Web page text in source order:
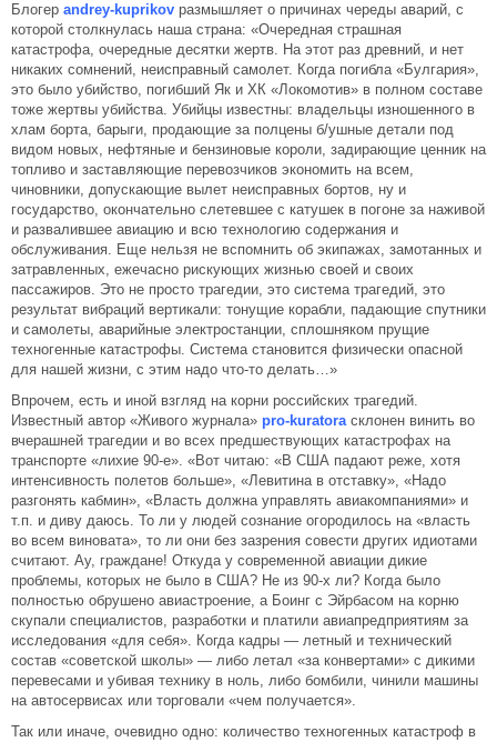
Блогер andrey-kuprikov размышляет о причинах череды аварий, с
которой столкнулась наша страна: «Очередная страшная
катастрофа, очередные десятки жертв. На этот раз древний, и нет
никаких сомнений, неисправный самолет. Когда погибла «Булгария»,
это было убийство, погибший Як и ХК «Локомотив» в полном составе
тоже жертвы убийства. Убийцы известны: владельцы изношенного в
хлам борта, барыги, продающие за полцены б/ушные детали под
видом новых, нефтяные и бензиновые короли, задирающие ценник на
топливо и заставляющие перевозчиков экономить на всем,
чиновники, допускающие вылет неисправных бортов, ну и
государство, окончательно слетевшее с катушек в погоне за наживой
и развалившее авиацию и всю технологию содержания и
обслуживания. Еще нельзя не вспомнить об экипажах, замотанных и
затравленных, ежечасно рискующих жизнью своей и своих
пассажиров. Это не просто трагедии, это система трагедий, это
результат вибраций вертикали: тонущие корабли, падающие спутники
и самолеты, аварийные электростанции, сплошняком прущие
техногенные катастрофы. Система становится физически опасной
для нашей жизни, с этим надо что-то делать…»
Впрочем, есть и иной взгляд на корни российских трагедий.
Известный автор «Живого журнала» pro-kuratoraсклонен винить во
вчерашней трагедии и во всех предшествующих катастрофах на
транспорте «лихие 90-е». «Вот читаю: «В США падают реже, хотя
интенсивность полетов больше», «Левитина в отставку», «Надо
разгонять кабмин», «Власть должна управлять авиакомпаниями» и
т.п. и диву даюсь. То ли у людей сознание огородилось на «власть
во всем виновата», то ли они без зазрения совести других идиотами
считают. Ау, граждане! Откуда у современной авиации дикие
проблемы, которых не было в США? Не из 90-х ли? Когда было
полностью обрушено авиастроение, а Боинг с Эйрбасом на корню
скупали специалистов, разработки и платили авиапредприятиям за
исследования «для себя». Когда кадры — летный и технический
состав «советской школы» — либо летал «за конвертами» с дикими
перевесами и убивая технику в ноль, либо бомбили, чинили машины
на автосервисах или торговали «чем получается».
Так или иначе, очевидно одно: количество техногенных катастроф в